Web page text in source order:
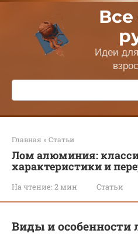
Перейти
контенту
Идеи
Поиск:
Главная » Статьи
Лом алюминия:
характеристики и
На чтение: 2 мин Статьи
Виды и